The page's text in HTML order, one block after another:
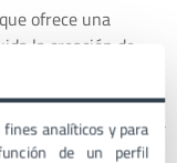
ofrece una
la creación de
de Adobe, facilita
necesidad de
analíticos y para
de un perfil